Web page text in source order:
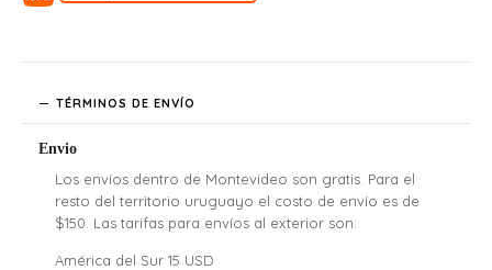
TÉRMINOS DE ENVÍO
Envio
Los envíos dentro de Montevideo son gratis. Para el
resto del territorio uruguayo el costo de envío es de
$150. Las tarifas para envíos al exterior son:
América del Sur 15 USD